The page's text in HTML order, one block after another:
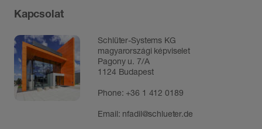
Kapcsolat
Schlüter-Systems KG
magyarországi képviselet
Pagony u. 7/A
1124 Budapest
Phone:+36 1 412 0189
Email: nfadil@schlueter.de